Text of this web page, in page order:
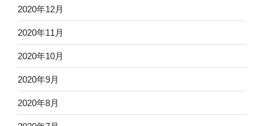
2020年12月
2020年11月
2020年10月
2020年9月
2020年8月